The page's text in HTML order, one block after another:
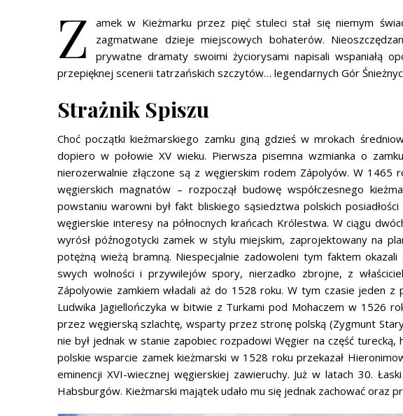
Z
amek w Kieżmarku przez pięć stuleci stał się niemym
zagmatwane dzieje miejscowych bohaterów.
prywatne dramaty swoimi życiorysami napisali wspaniałą
przepięknej scenerii tatrzańskich szczytów… legendarnych Gór
Strażnik Spiszu
Choć początki kieżmarskiego zamku giną gdzieś w mrokach
dopiero w połowie XV wieku. Pierwsza pisemna wzmianka o
nierozerwalnie złączone są z węgierskim rodem Zápolyów. W 1465
węgierskich magnatów – rozpoczął budowę współczesnego
powstaniu warowni był fakt bliskiego sąsiedztwa polskich
węgierskie interesy na północnych krańcach Królestwa. W ciągu
wyrósł późnogotycki zamek w stylu miejskim, zaprojektowany na
potężną wieżą bramną. Niespecjalnie zadowoleni tym faktem
swych wolności i przywilejów spory, nierzadko zbrojne, z
Zápolyowie zamkiem władali aż do 1528 roku. W tym czasie jeden z
Ludwika Jagiellończyka w bitwie z Turkami pod Mohaczem w 1526
przez węgierską szlachtę, wsparty przez stronę polską (Zygmunt Stary
nie był jednak w stanie zapobiec rozpadowi Węgier na część
polskie wsparcie zamek kieżmarski w 1528 roku przekazał
eminencji XVI-wiecznej węgierskiej zawieruchy. Już w latach 30.
Habsburgów. Kieżmarski majątek udało mu się jednak zachować oraz